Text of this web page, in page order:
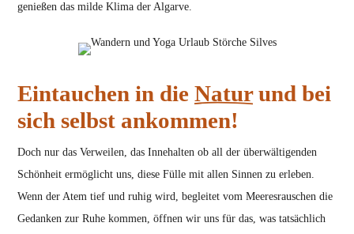
genießen das milde Klima der Algarve.
Eintauchen in dieNaturund bei
sich selbst ankommen!
Doch nur das Verweilen, das Innehalten ob all der überwältigenden
Schönheit ermöglicht uns, diese Fülle mit allen Sinnen zu erleben.
Wenn der Atem tief und ruhig wird, begleitet vom Meeresrauschen die
Gedanken zur Ruhe kommen, öffnen wir uns für das, was tatsächlich